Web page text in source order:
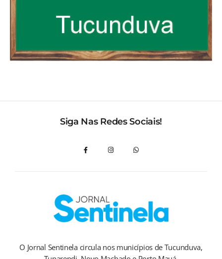
Siga Nas Redes Sociais!
O Jornal Sentinela circula nos municípios de Tucunduva,